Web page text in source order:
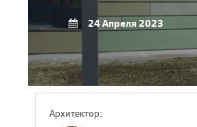
24 Апреля 2023
Архитектор: